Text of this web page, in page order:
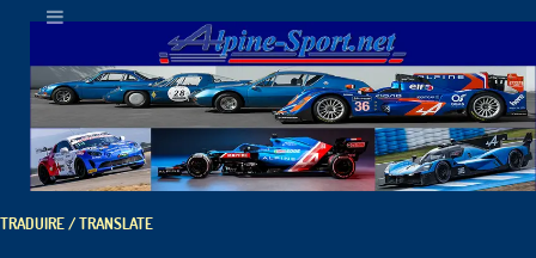
TRADUIRE / TRANSLATE